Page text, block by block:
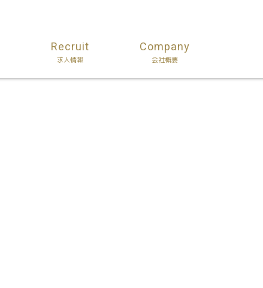
Recruit
求人情報
Company
会社概要